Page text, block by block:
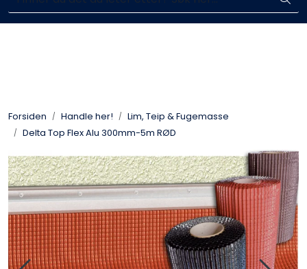
Skip to main contentEnkelt kjøp, hentes i butikk (Sandefjord)
Forsiden Handle her!
Lim, Teip & Fugemasse
Delta Top Flex Alu 300mm-5m RØD
Taktekking
FOAMGLAS®
Ventilasjon
Bildegalleri